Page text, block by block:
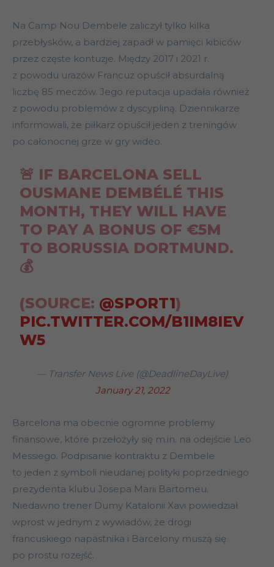
Na Camp Nou Dembele zaliczył tylko kilka
przebłysków, a bardziej zapadł w pamięci kibiców
przez częste kontuzje. Między 2017 i 2021 r.
z powodu urazów Francuz opuścił absurdalną
liczbę 85 meczów. Jego reputacja upadała również
z powodu problemów z dyscypliną. Dziennikarze
informowali, że piłkarz opuścił jeden z treningów
po całonocnej grze w gry wideo.
🚨 IF BARCELONA SELL
OUSMANE DEMBÉLÉ THIS
MONTH, THEY WILL HAVE
TO PAY A BONUS OF €5M
TO BORUSSIA DORTMUND.
💰
(SOURCE: @SPORT1)
PIC.TWITTER.COM/B1IM8IEV
W5
— Transfer News Live (@DeadlineDayLive)
January 21, 2022
Barcelona ma obecnie ogromne problemy
finansowe, które przełożyły się m.in. na odejście Leo
Messiego. Podpisanie kontraktu z Dembele
to jeden z symboli nieudanej polityki poprzedniego
prezydenta klubu Josepa Marii Bartomeu.
Niedawno trener Dumy Katalonii Xavi powiedział
wprost w jednym z wywiadów, że drogi
francuskiego napastnika i Barcelony muszą się
po prostu rozejść.